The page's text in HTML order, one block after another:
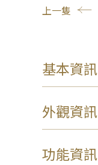
上一隻
基本資訊
外觀資訊
功能資訊